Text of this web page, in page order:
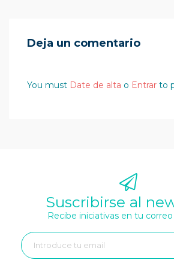
Deja un comentario
You must Date de alta o Entrar to
Suscribirse al
Recibe iniciativas en tu